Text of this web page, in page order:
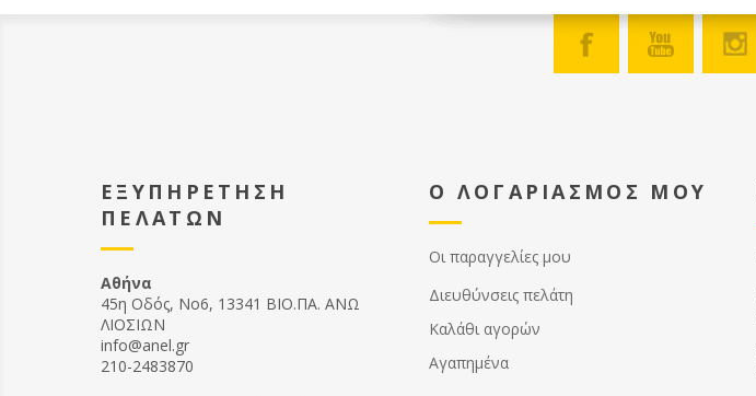
ΕΞΥΠΗΡΕΤΗΣΗ
ΠΕΛΑΤΩΝ
Αθήνα
45η Οδός, Νο6, 13341 ΒΙΟ.ΠΑ. ΑΝΩ
ΛΙΟΣΙΩΝ
info@anel.gr
210-2483870
Ο ΛΟΓΑΡΙΑΣΜΟΣ ΜΟΥ
Οι παραγγελίες μου
Διευθύνσεις πελάτη
Καλάθι αγορών
Αγαπημένα